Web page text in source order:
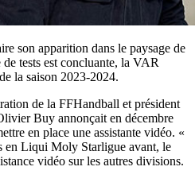
son apparition dans le paysage de
tests est concluante, la VAR
la saison 2023-2024.
de la FFHandball et président
Buy annonçait en décembre
en place une assistante vidéo. «
en Liqui Moly Starligue avant, le
vidéo sur les autres divisions.